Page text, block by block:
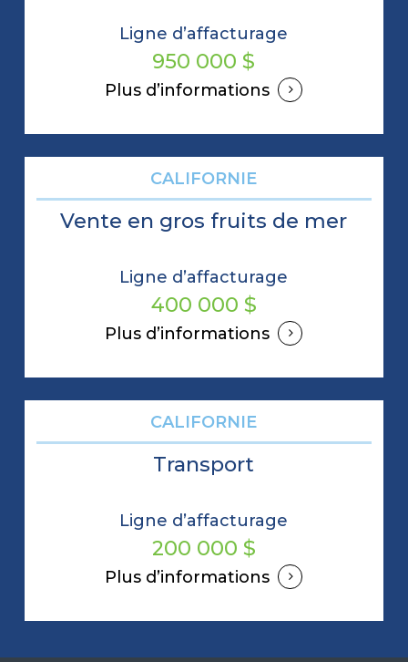
Ligne d’affacturage
950 000 $
Plus d’informations
CALIFORNIE
Vente en gros fruits de mer
Ligne d’affacturage
400 000 $
Plus d’informations
CALIFORNIE
Transport
Ligne d’affacturage
200 000 $
Plus d’informations